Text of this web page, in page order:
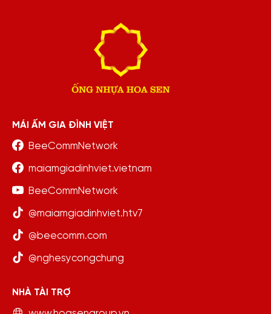
MÁI ẤM GIA ĐÌNH VIỆT
BeeCommNetwork
maiamgiadinhviet.vietnam
BeeCommNetwork
@maiamgiadinhviet.htv7
@beecomm.com
@nghesycongchung
NHÀ TÀI TRỢ